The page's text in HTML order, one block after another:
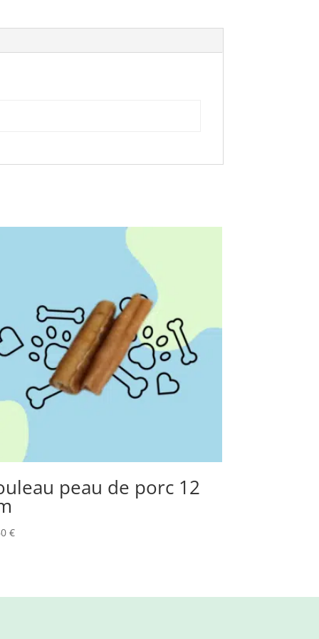
peau de porc 12
€